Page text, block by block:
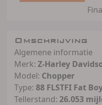
Omschrijving
Algemene informatie
Merk: Z-Harley
Model: Chopper
Type: 88 FLSTFI Fat
Tellerstand: 26.053